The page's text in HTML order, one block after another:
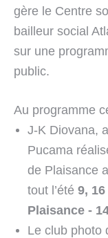
gère le Centre
bailleur social
sur une
public.
Au programme
J-K Diovana,
Pucama
de Plaisance
tout l’été 9,
Plaisance -
Le club photo